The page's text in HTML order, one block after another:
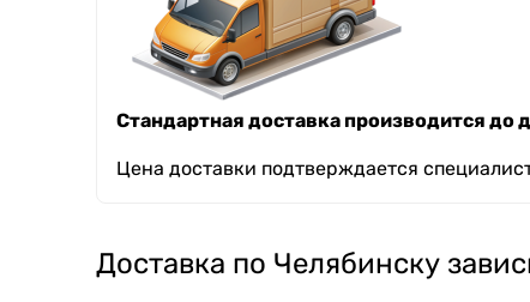
Стандартная доставка производится до
Цена доставки подтверждается
Доставка по Челябинску